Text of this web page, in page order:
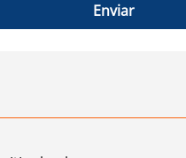
Enviar